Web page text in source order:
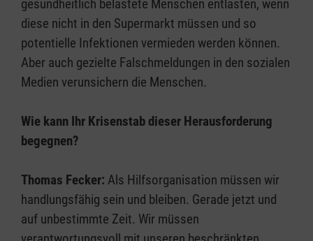
gesundheitlich belastete Menschen entlasten, wenn
diese nicht in den Supermarkt müssen und so
potentielle Infektionen vermieden werden können.
Aber auch gezielte Falschmeldungen in den sozialen
Medien verunsichern die Menschen.
Wie kann Ihr Krisenstab dieser Herausforderung
begegnen?
Thomas Fecker: Als Hilfsorganisation müssen wir
handlungsfähig sein und bleiben. Gerade jetzt und
auf unbestimmte Zeit. Wir müssen